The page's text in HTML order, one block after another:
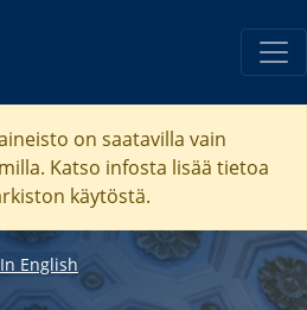
on saatavilla vain
Katso infosta lisää tietoa
käytöstä.
In English